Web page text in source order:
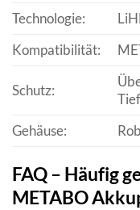
Technologie:
Kompatibilität:
Schutz:
Gehäuse:
FAQ – Häufig
METABO